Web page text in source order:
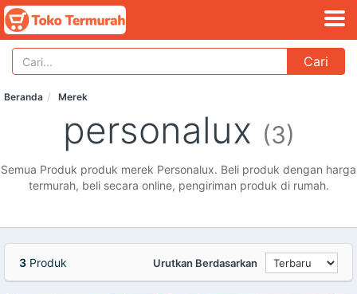
Cari
Beranda Merek
personalux (3)
Semua Produk produk merek Personalux. Beli produk dengan harga
termurah, beli secara online, pengiriman produk di rumah.
3 Produk Urutkan Berdasarkan